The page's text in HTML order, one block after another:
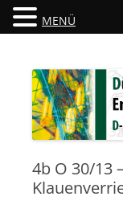
4b O 30/13
MENÜ